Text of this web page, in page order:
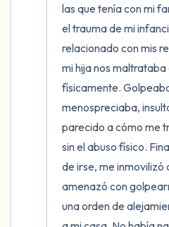
las que tenía con mi
el trauma de mi
relacionado con mis
mi hija nos
físicamente.
menospreciaba,
parecido a cómo me
sin el abuso físico.
de irse, me inmovilizó
amenazó con
una orden de